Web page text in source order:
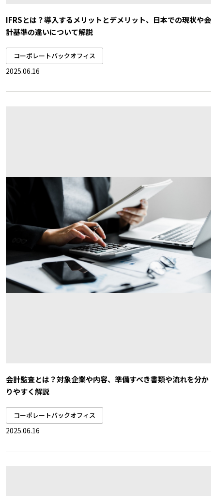
IFRSとは？導入するメリットとデメリット、日本での現状や会
計基準の違いについて解説
コーポレートバックオフィス
2025.06.16
会計監査とは？対象企業や内容、準備すべき書類や流れを分か
りやすく解説
コーポレートバックオフィス
2025.06.16